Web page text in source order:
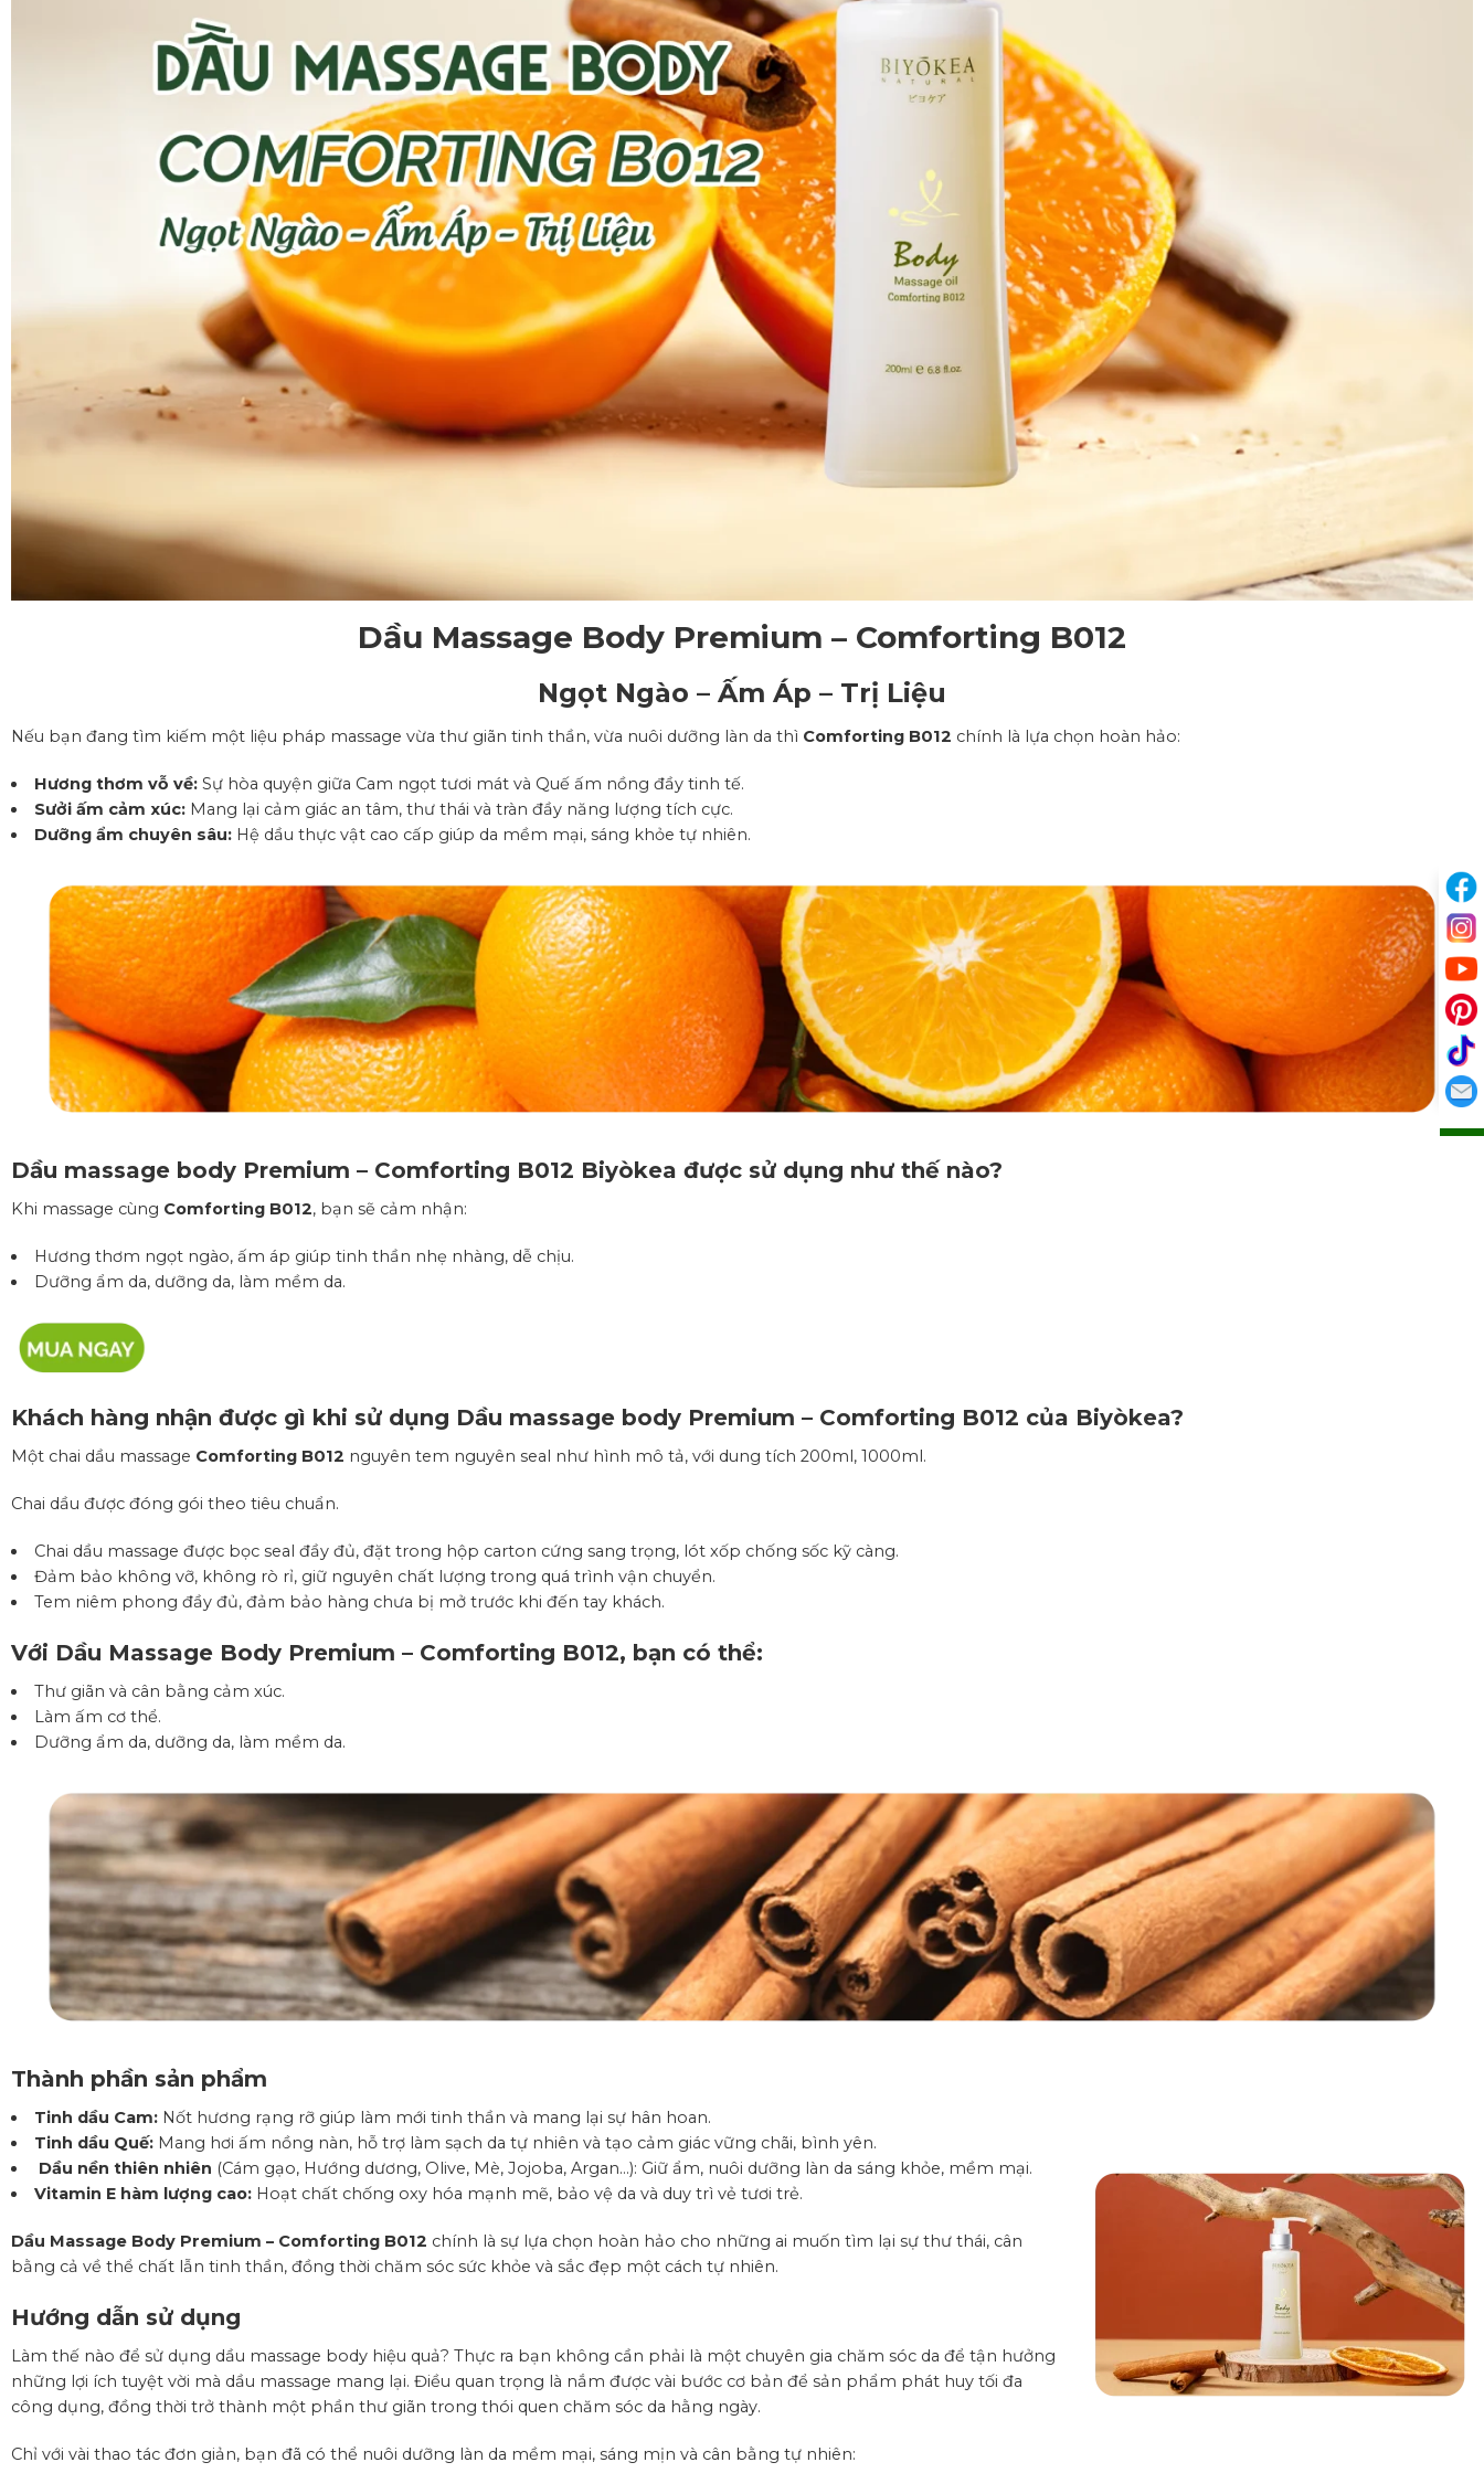
Dầu Massage Body Premium – Comforting B012
Ngọt Ngào – Ấm Áp – Trị Liệu
Nếu bạn đang tìm kiếm một liệu pháp massage vừa thư giãn tinh thần, vừa nuôi dưỡng làn da thì Comforting B012 chính là lựa chọn hoàn hảo:
Hương thơm vỗ về:Sự hòa quyện giữa Cam ngọt tươi mát và Quế ấm nồng đầy tinh tế.
Sưởi ấm cảm xúc:Mang lại cảm giác an tâm, thư thái và tràn đầy năng lượng tích cực.
Dưỡng ẩm chuyên sâu:Hệ dầu thực vật cao cấp giúp da mềm mại, sáng khỏe tự nhiên.
Dầu massage body Premium – Comforting B012 Biyòkea được sử dụng như thế nào?
Khi massage cùng Comforting B012, bạn sẽ cảm nhận:
Hương thơm ngọt ngào, ấm áp giúp tinh thần nhẹ nhàng, dễ chịu.
Dưỡng ẩm da, dưỡng da, làm mềm da.
Khách hàng nhận được gì khi sử dụng Dầu massage body Premium – Comforting B012 của Biyòkea?
Một chai dầu massage Comforting B012 nguyên tem nguyên seal như hình mô tả, với dung tích 200ml, 1000ml.
Chai dầu được đóng gói theo tiêu chuẩn.
Chai dầu massage được bọc seal đầy đủ, đặt trong hộp carton cứng sang trọng, lót xốp chống sốc kỹ càng.
Đảm bảo không vỡ, không rò rỉ, giữ nguyên chất lượng trong quá trình vận chuyển.
Tem niêm phong đầy đủ, đảm bảo hàng chưa bị mở trước khi đến tay khách.
Với Dầu Massage Body Premium – Comforting B012, bạn có thể:
Thư giãn và cân bằng cảm xúc.
Làm ấm cơ thể.
Dưỡng ẩm da, dưỡng da, làm mềm da.
Thành phần sản phẩm
Tinh dầu Cam:Nốt hương rạng rỡ giúp làm mới tinh thần và mang lại sự hân hoan.
Tinh dầu Quế:Mang hơi ấm nồng nàn, hỗ trợ làm sạch da tự nhiên và tạo cảm giác vững chãi, bình yên.
Dầu nền thiên nhiên (Cám gạo, Hướng dương, Olive, Mè, Jojoba, Argan…): Giữ ẩm, nuôi dưỡng làn da sáng khỏe, mềm mại.
Vitamin E hàm lượng cao:Hoạt chất chống oxy hóa mạnh mẽ, bảo vệ da và duy trì vẻ tươi trẻ.
Dầu Massage Body Premium – Comforting B012 chính là sự lựa chọn hoàn hảo cho những ai muốn tìm lại sự thư thái, cân
bằng cả về thể chất lẫn tinh thần, đồng thời chăm sóc sức khỏe và sắc đẹp một cách tự nhiên.
Hướng dẫn sử dụng
Làm thế nào để sử dụng dầu massage body hiệu quả? Thực ra bạn không cần phải là một chuyên gia chăm sóc da để tận hưởng
những lợi ích tuyệt vời mà dầu massage mang lại. Điều quan trọng là nắm được vài bước cơ bản để sản phẩm phát huy tối đa
công dụng, đồng thời trở thành một phần thư giãn trong thói quen chăm sóc da hằng ngày.
Chỉ với vài thao tác đơn giản, bạn đã có thể nuôi dưỡng làn da mềm mại, sáng mịn và cân bằng tự nhiên: